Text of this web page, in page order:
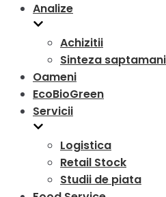
Analize
Achizitii
Sinteza
Oameni
EcoBioGreen
Servicii
Logistica
Retail Stock
Studii de piata